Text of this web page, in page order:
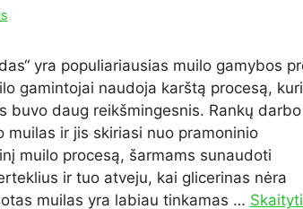
yra populiariausias muilo gamybos
gamintojai naudoja karštą procesą,
buvo daug reikšmingesnis. Rankų
muilas ir jis skiriasi nuo pramoninio
muilo procesą, šarmams sunaudoti
ir tuo atveju, kai glicerinas nėra
muilas yra labiau tinkamas …